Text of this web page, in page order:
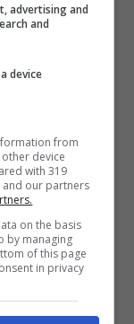
bilanciare le
magari non
advertising and
and
device
from
device
with 319
and our partners
on the basis
by managing
of this page
in privacy